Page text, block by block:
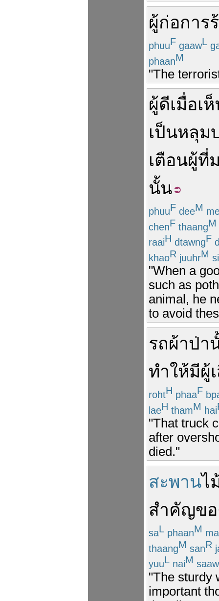
ผู้ก่อการ
phuuF gaawL
phaanM
"The
ผู้ดีเมื่อเ
เป็นหลุม
เตือนผู้ที่
นั้น
phuuF deeM
chenF thaangM
raaiH dtawngF
khaoR juuhrM
"When a
such as
animal, he
to avoid
รถผ้าป่า
ทำให้มีผู้
rohtH phaaF
laeH thamM hai
"That truck
after
died."
สะพานไ
สำคัญข
saL phaanM
thaangM sanR
yuuL naiM
"The sturdy
important